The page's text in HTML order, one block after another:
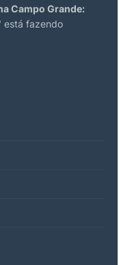
Campo Grande:
está fazendo